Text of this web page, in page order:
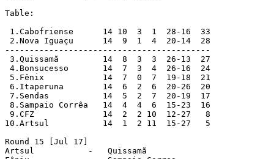
Table:
1.Cabofriense	    14 10  3  1  28-16  33
2.Nova Iguaçu      14  9  1  4  20-14  28
------------------------------------------
3.Quissamã         14  8  3  3  26-13  27
4.Bonsucesso       14  7  3  4  26-16  24
5.Fênix            14  7  0  7  19-18  21
6.Itaperuna        14  6  2  6  20-26  20
7.Sendas           14  5  2  7  20-19  17
8.Sampaio Corrêa   14  4  4  6  15-23  16
9.CFZ              14  2  2 10  12-27   8
10.Artsul           14  1  2 11  15-27   5
Round 15 [Jul 17]
Artsul           -   Quissamã